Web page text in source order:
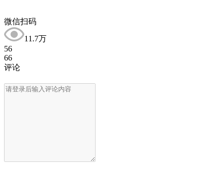
微信扫码
11.7万
56
66
评论